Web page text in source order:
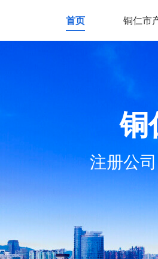
首页 铜仁市
铜
注册公